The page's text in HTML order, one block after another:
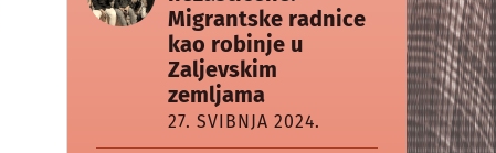
Migrantske radnice
kao robinje u
Zaljevskim
zemljama
27. SVIBNJA 2024.